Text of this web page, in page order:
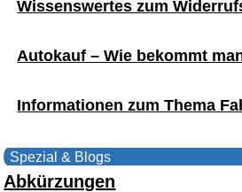
Wissenswertes zum
Autokauf – Wie bekommt
Informationen zum Thema
Spezial & Blogs
Abkürzungen